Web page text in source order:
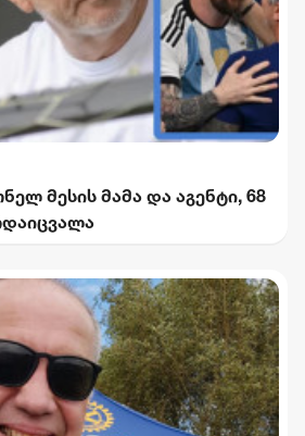
მესის მამა და აგენტი, 68